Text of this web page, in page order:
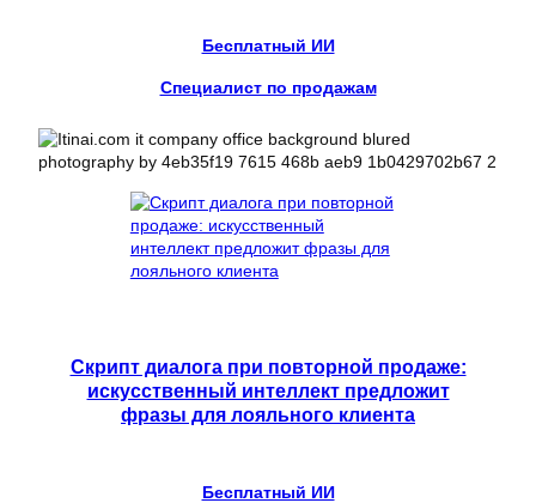
Бесплатный ИИ
Специалист по продажам
Скрипт диалога при повторной продаже:
искусственный интеллект предложит
фразы для лояльного клиента
Бесплатный ИИ